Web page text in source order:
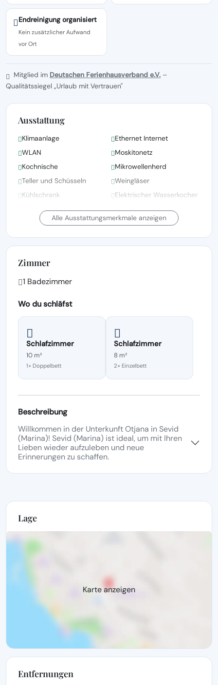
Endreinigung organisiert
Kein zusätzlicher Aufwand
vor Ort
Mitglied im Deutschen Ferienhausverband e.V. –
Qualitätssiegel „Urlaub mit Vertrauen"
Ausstattung
Klimaanlage
Ethernet Internet
WLAN
Moskitonetz
Kochnische
Mikrowellenherd
Teller und Schüsseln
Weingläser
Kühlschrank
Elektrischer Wasserkocher
Geschirrspüler
Gefrierschrank
Alle Ausstattungsmerkmale anzeigen
Zimmer
1 Badezimmer
Wo du schläfst
Schlafzimmer
10 m²
1× Doppelbett
Schlafzimmer
8 m²
2× Einzelbett
Beschreibung
Willkommen in der Unterkunft Otjana in Sevid
(Marina)! Sevid (Marina) ist ideal, um mit Ihren
Lieben wieder aufzuleben und neue
Erinnerungen zu schaffen.
Lage
Karte anzeigen
Entfernungen